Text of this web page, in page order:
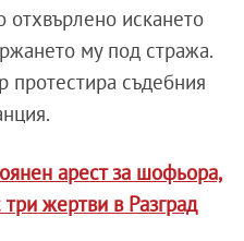
отхвърлено искането
му под стража.
съдебния
арест за шофьора,
жертви в Разград